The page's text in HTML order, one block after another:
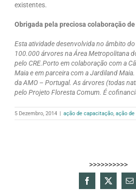
existentes.
Obrigada pela preciosa colaboração
Esta atividade desenvolvida no âmbito
100.000 árvores na Área Metropolitana
pelo CRE.Porto em colaboração com a
Maia e em parceira com a Jardiland
da AMO – Portugal. As árvores (todas
pelo Projeto Floresta Comum. É
5 Dezembro, 2014 | ação de capacitação, ação
>>>>>>>>>>
Facebook
X